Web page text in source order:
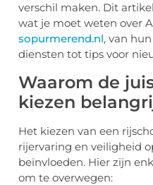
verschil maken. Dit
wat je moet weten over
sopurmerend.nl, van
diensten tot tips voor
Waarom de
kiezen
Het kiezen van een
rijervaring en veiligheid
beïnvloeden. Hier zijn
om te overwegen: